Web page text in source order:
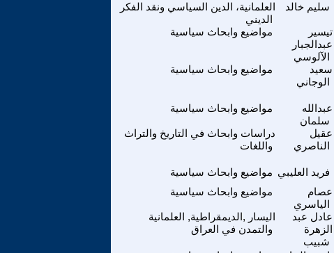
العلمانية، الدين السياسي ونقد الفكر
الديني
سليم خالد
مواضيع وابحاث سياسية
تيسير
عبدالجبار
الآلوسي
مواضيع وابحاث سياسية
سعيد
الوجاني
مواضيع وابحاث سياسية
عبدالله
سلمان
دراسات وابحاث في التاريخ والتراث
واللغات
عقيل
الناصري
مواضيع وابحاث سياسية فريد العليبي
مواضيع وابحاث سياسية
عصام
الياسري
اليسار ,الديمقراطية, العلمانية
والتمدن في العراق
عادل عبد
الزهرة
شبيب